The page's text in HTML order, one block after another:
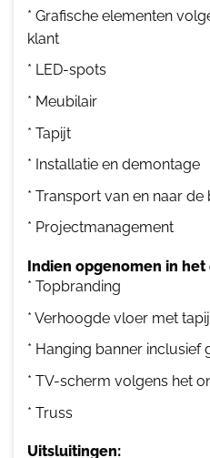
* Grafische elementen
klant
* LED-spots
* Meubilair
* Tapijt
* Installatie en demontage
* Transport van en naar
* Projectmanagement
Indien opgenomen in
* Topbranding
* Verhoogde vloer met
* Hanging banner inclusief
* TV-scherm volgens het
* Truss
Uitsluitingen: